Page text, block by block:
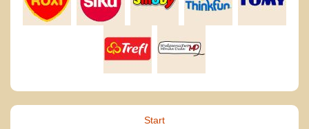
Start